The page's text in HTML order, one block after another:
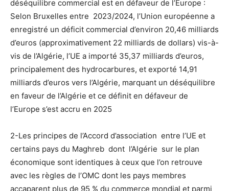
déséquilibre commercial est en défaveur de l’Europe :
Selon Bruxelles entre 2023/2024, l’Union européenne a
enregistré un déficit commercial d’environ 20,46 milliards
d’euros (approximativement 22 milliards de dollars) vis-à-
vis de l’Algérie, l’UE a importé 35,37 milliards d’euros,
principalement des hydrocarbures, et exporté 14,91
milliards d’euros vers l’Algérie, marquant un déséquilibre
en faveur de l’Algérie et ce définit en défaveur de
l’Europe s’est accru en 2025
2-Les principes de l’Accord d’association entre l’UE et
certains pays du Maghreb dont l’Algérie sur le plan
économique sont identiques à ceux que l’on retrouve
avec les règles de l’OMC dont les pays membres
accaparent plus de 95 % du commerce mondial et parmi